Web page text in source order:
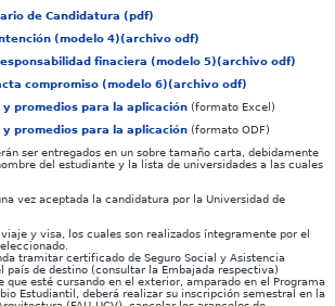
de Candidatura (pdf)
(modelo 4)(archivo odf)
finaciera (modelo 5)(archivo odf)
compromiso (modelo 6)(archivo odf)
promedios para la aplicación (formato Excel)
promedios para la aplicación (formato ODF)
ser entregados en un sobre tamaño carta, debidamente
del estudiante y la lista de universidades a las cuales
vez aceptada la candidatura por la Universidad de
y visa, los cuales son realizados íntegramente por el
tramitar certificado de Seguro Social y Asistencia
país de destino (consultar la Embajada respectiva)
que esté cursando en el exterior, amparado en el Programa
Estudiantil, deberá realizar su inscripción semestral en la